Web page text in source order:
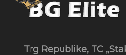
Trg Republike, TC